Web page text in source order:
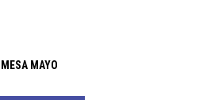
MESA MAYO